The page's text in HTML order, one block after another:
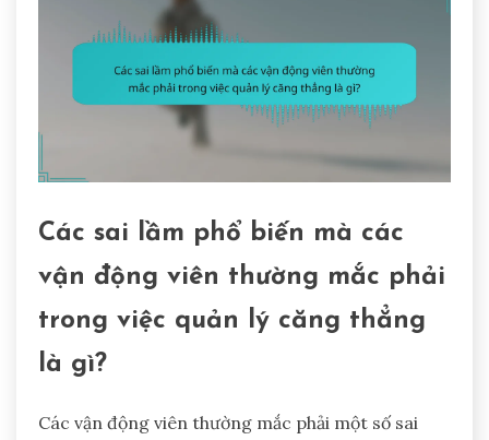
Các sai lầm phổ biến mà các
vận động viên thường mắc phải
trong việc quản lý căng thẳng
là gì?
Các vận động viên thường mắc phải một số sai